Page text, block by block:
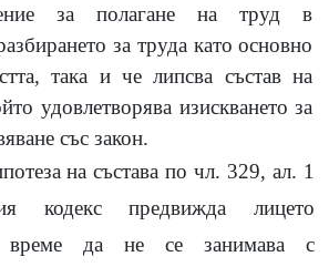
за полагане на труд в
за труда като основно
така и че липсва състав на
удовлетворява изискването за
със закон.
на състава по чл. 329, ал. 1
кодекс предвижда лицето
време да не се занимава с